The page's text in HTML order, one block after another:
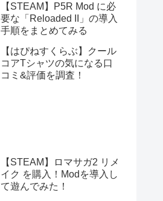
【STEAM】P5R Mod に必
要な「Reloaded II」の導入
手順をまとめてみる
【はぴねすくらぶ】クール
コアTシャツの気になる口
コミ&評価を調査！
【STEAM】ロマサガ2 リメ
イク を購入！Modを導入し
て遊んでみた！